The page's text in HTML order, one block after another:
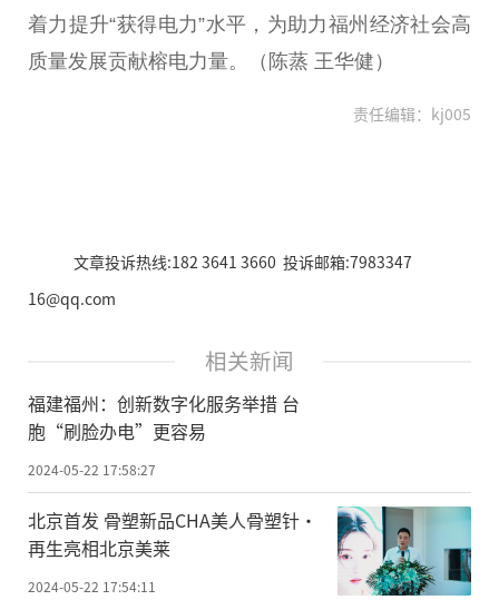
着力提升“获得电力”水平，为助力福州经济社会高
质量发展贡献榕电力量。（陈蒸 王华健）
责任编辑：kj005
文章投诉热线:182 3641 3660 投诉邮箱:7983347
16@qq.com
相关新闻
福建福州：创新数字化服务举措 台
胞“刷脸办电”更容易
2024-05-22 17:58:27
北京首发 骨塑新品CHA美人骨塑针·
再生亮相北京美莱
2024-05-22 17:54:11